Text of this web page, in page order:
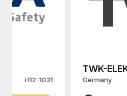
TWK-ELEKTRONIK
Germany